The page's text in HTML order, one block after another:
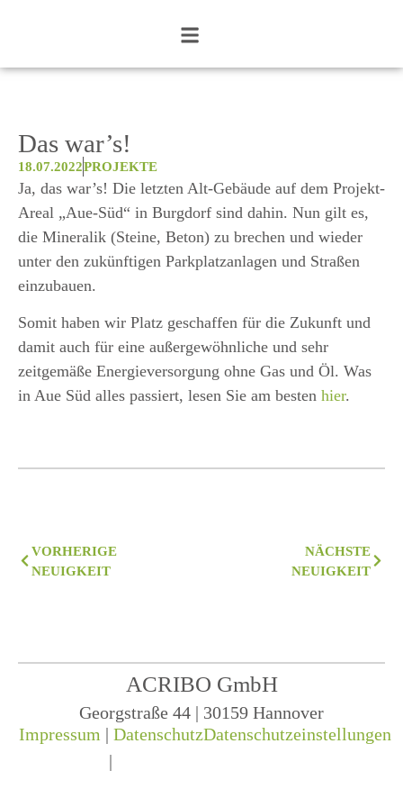
Das war’s!
18.07.2022PROJEKTE
Ja, das war’s! Die letzten Alt-Gebäude auf dem Projekt-
Areal „Aue-Süd“ in Burgdorf sind dahin. Nun gilt es,
die Mineralik (Steine, Beton) zu brechen und wieder
unter den zukünftigen Parkplatzanlagen und Straßen
einzubauen.
Somit haben wir Platz geschaffen für die Zukunft und
damit auch für eine außergewöhnliche und sehr
zeitgemäße Energieversorgung ohne Gas und Öl. Was
in Aue Süd alles passiert, lesen Sie am besten hier.
VORHERIGE
NEUIGKEIT
NÄCHSTE
NEUIGKEIT
ACRIBO GmbH
Georgstraße 44 | 30159 Hannover
Impressum | Datenschutz
|
Datenschutzeinstellungen